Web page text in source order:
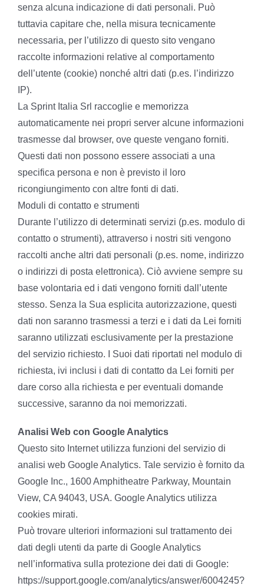
senza alcuna indicazione di dati personali. Può
tuttavia capitare che, nella misura tecnicamente
necessaria, per l’utilizzo di questo sito vengano
raccolte informazioni relative al comportamento
dell’utente (cookie) nonché altri dati (p.es. l’indirizzo
IP).
La Sprint Italia Srl raccoglie e memorizza
automaticamente nei propri server alcune informazioni
trasmesse dal browser, ove queste vengano forniti.
Questi dati non possono essere associati a una
specifica persona e non è previsto il loro
ricongiungimento con altre fonti di dati.
Moduli di contatto e strumenti
Durante l’utilizzo di determinati servizi (p.es. modulo di
contatto o strumenti), attraverso i nostri siti vengono
raccolti anche altri dati personali (p.es. nome, indirizzo
o indirizzi di posta elettronica). Ciò avviene sempre su
base volontaria ed i dati vengono forniti dall’utente
stesso. Senza la Sua esplicita autorizzazione, questi
dati non saranno trasmessi a terzi e i dati da Lei forniti
saranno utilizzati esclusivamente per la prestazione
del servizio richiesto. I Suoi dati riportati nel modulo di
richiesta, ivi inclusi i dati di contatto da Lei forniti per
dare corso alla richiesta e per eventuali domande
successive, saranno da noi memorizzati.
Analisi Web con Google Analytics
Questo sito Internet utilizza funzioni del servizio di
analisi web Google Analytics. Tale servizio è fornito da
Google Inc., 1600 Amphitheatre Parkway, Mountain
View, CA 94043, USA. Google Analytics utilizza
cookies mirati.
Può trovare ulteriori informazioni sul trattamento dei
dati degli utenti da parte di Google Analytics
nell’informativa sulla protezione dei dati di Google:
https://support.google.com/analytics/answer/6004245?